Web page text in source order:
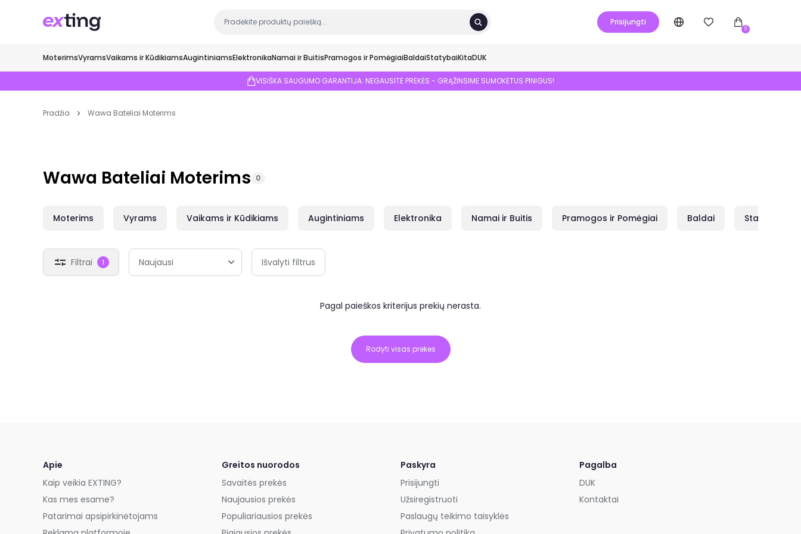
Prisijungti
0
MoterimsVyramsVaikams ir KūdikiamsAugintiniamsElektronikaNamai ir BuitisPramogos ir PomėgiaiBaldaiStatybaiKitaDUK
VISIŠKA SAUGUMO GARANTIJA: NEGAUSITE PREKĖS - GRĄŽINSIME SUMOKĖTUS PINIGUS!
Pradžia Wawa Bateliai Moterims
Wawa Bateliai Moterims 0
Moterims Vyrams Vaikams ir Kūdikiams Augintiniams Elektronika Namai ir Buitis Pramogos ir Pomėgiai Baldai Statybai
Filtrai 1 Išvalyti filtrus
Pagal paieškos kriterijus prekių nerasta.
Rodyti visas prekes
Apie
Kaip veikia EXTING?
Kas mes esame?
Patarimai apsipirkinėtojams
Greitos nuorodos
Savaitės prekės
Naujausios prekės
Populiariausios prekės
Paskyra
Prisijungti
Užsiregistruoti
Paslaugų teikimo taisyklės
Pagalba
DUK
Kontaktai